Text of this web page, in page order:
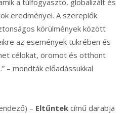
a túlfogyasztó, globalizált és
eredményei. A szereplők
körülmények között
az események tükrében és
célokat, örömöt és otthont
– mondták előadássukkal
– Eltűntek című darabja